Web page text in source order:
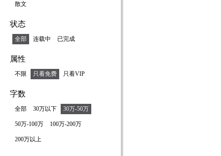
散文
状态
全部 连载中 已完成
属性
不限 只看免费 只看VIP
字数
全部 30万以下 30万-50万
50万-100万 100万-200万
200万以上